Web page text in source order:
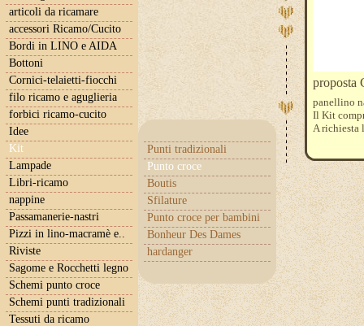
articoli da ricamare
accessori Ricamo/Cucito
Bordi in LINO e AIDA
Bottoni
Cornici-telaietti-fiocchi
filo ricamo e aguglieria
forbici ricamo-cucito
Idee
Kit
Punti tradizionali
Punto croce
Boutis
Sfilature
Punto croce per bambini
Bonheur Des Dames
hardanger
Lampade
Libri-ricamo
nappine
Passamanerie-nastri
Pizzi in lino-macramè e..
Riviste
Sagome e Rocchetti legno
Schemi punto croce
Schemi punti tradizionali
Tessuti da ricamo
panellino
Il Kit
A richiesta